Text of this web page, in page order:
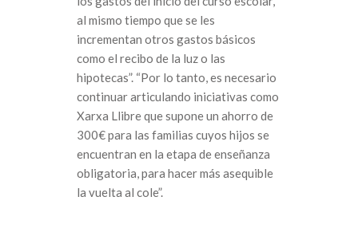
al mismo tiempo que se les
incrementan otros gastos básicos
como el recibo de la luz o las
hipotecas”. “Por lo tanto, es necesario
continuar articulando iniciativas como
Xarxa Llibre que supone un ahorro de
300€ para las familias cuyos hijos se
encuentran en la etapa de enseñanza
obligatoria, para hacer más asequible
la vuelta al cole”.